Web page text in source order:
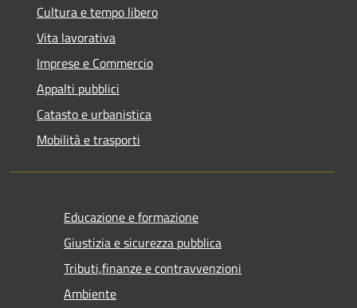
Cultura e tempo libero
Vita lavorativa
Imprese e Commercio
Appalti pubblici
Catasto e urbanistica
Mobilità e trasporti
Educazione e formazione
Giustizia e sicurezza pubblica
Tributi,finanze e contravvenzioni
Ambiente